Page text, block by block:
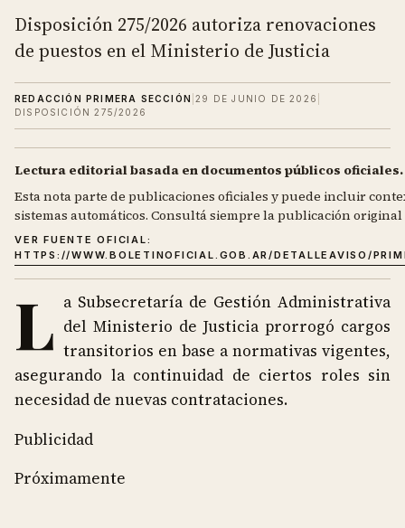
Disposición 275/2026 autoriza renovaciones
de puestos en el Ministerio de Justicia
REDACCIÓN PRIMERA SECCIÓN |29 DE JUNIO DE 2026
DISPOSICIÓN 275/2026
Lectura editorial basada en documentos públicos oficiales.
Esta nota parte de publicaciones oficiales y puede incluir
sistemas automáticos. Consultá siempre la publicación
VER FUENTE OFICIAL:
HTTPS://WWW.BOLETINOFICIAL.GOB.AR/DETALLEAVISO/
L a Subsecretaría de Gestión Administrativa
del Ministerio de Justicia prorrogó cargos
transitorios en base a normativas vigentes,
asegurando la continuidad de ciertos roles sin
necesidad de nuevas contrataciones.
Publicidad
Próximamente